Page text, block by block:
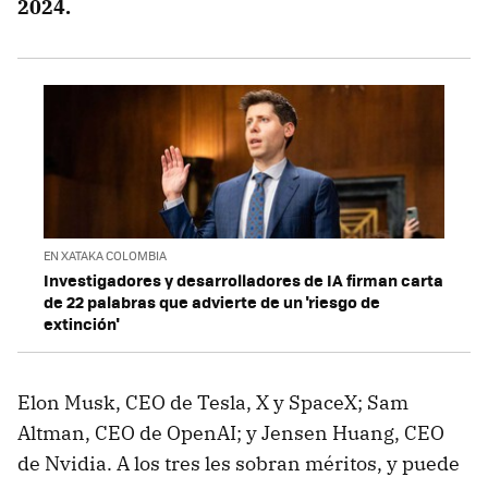
2024.
EN XATAKA COLOMBIA
Investigadores y desarrolladores de IA firman carta
de 22 palabras que advierte de un 'riesgo de
extinción'
Elon Musk, CEO de Tesla, X y SpaceX; Sam
Altman, CEO de OpenAI; y Jensen Huang, CEO
de Nvidia. A los tres les sobran méritos, y puede